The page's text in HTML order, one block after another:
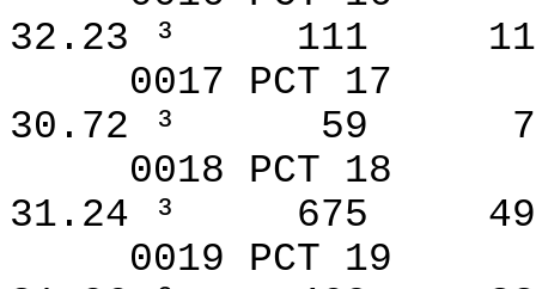
32.23 ³
111
0017 PCT 17
30.72 ³
59
0018 PCT 18
31.24 ³
675
0019 PCT 19